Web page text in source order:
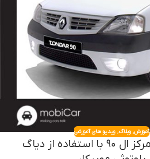
آموزش, وبلاگ, ویدیو های آموزشی
کنترل قفل مرکز ال ۹۰ با استفاده از دیاگ